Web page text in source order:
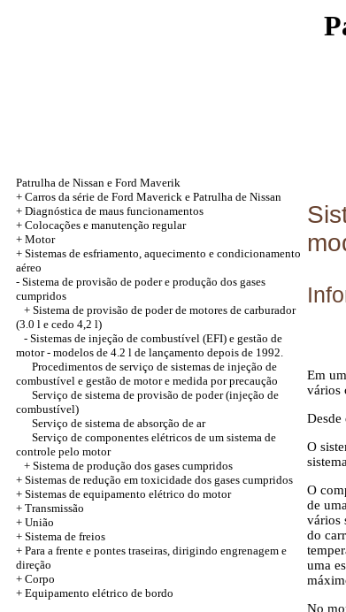
Patrulha de Nissan e Ford Maverik
+ Carros da série de Ford Maverick e Patrulha de Nissan
+ Diagnóstica de maus funcionamentos
+ Colocações e manutenção regular
+ Motor
+ Sistemas de esfriamento, aquecimento e condicionamento
aéreo
- Sistema de provisão de poder e produção dos gases
cumpridos
+ Sistema de provisão de poder de motores de carburador
(3.0 l e cedo 4,2 l)
- Sistemas de injeção de combustível (EFI) e gestão de
motor - modelos de 4.2 l de lançamento depois de 1992.
Procedimentos de serviço de sistemas de injeção de
combustível e gestão de motor e medida por precaução
Serviço de sistema de provisão de poder (injeção de
combustível)
Serviço de sistema de absorção de ar
Serviço de componentes elétricos de um sistema de
controle pelo motor
+ Sistema de produção dos gases cumpridos
+ Sistemas de redução em toxicidade dos gases cumpridos
+ Sistemas de equipamento elétrico do motor
+ Transmissão
+ União
+ Sistema de freios
+ Para a frente e pontes traseiras, dirigindo engrenagem e
direção
+ Corpo
+ Equipamento elétrico de bordo
Em
vários
Desde
O
O
de
vários
do
uma
No